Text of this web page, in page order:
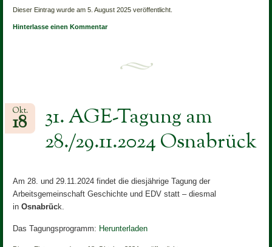
Dieser Eintrag wurde am 5. August 2025 veröffentlicht.
Hinterlasse einen Kommentar
31. AGE-Tagung am
28./29.11.2024 Osnabrück
Okt.
18
Am 28. und 29.11.2024 findet die diesjährige Tagung der
Arbeitsgemeinschaft Geschichte und EDV statt – diesmal
inOsnabrück.
Das Tagungsprogramm: Herunterladen